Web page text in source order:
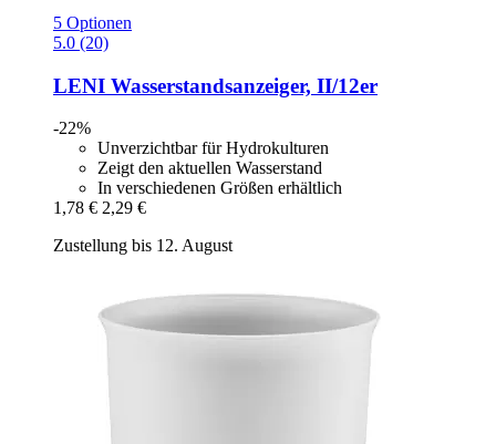
5 Optionen
5.0 (20)
LENI Wasserstandsanzeiger, II/12er
-22%
Unverzichtbar für Hydrokulturen
Zeigt den aktuellen Wasserstand
In verschiedenen Größen erhältlich
1,78 € 2,29 €
Zustellung bis 12. August